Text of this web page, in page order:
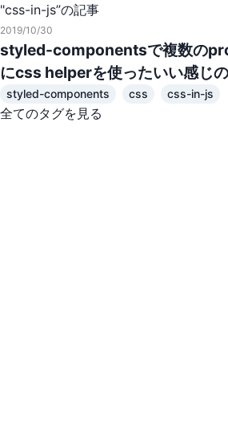
"css-in-js”の記事
2019/10/30
styled-componentsで複数の
にcss helperを使ったいい感じ
styled-components css css-in-js
全てのタグを見る